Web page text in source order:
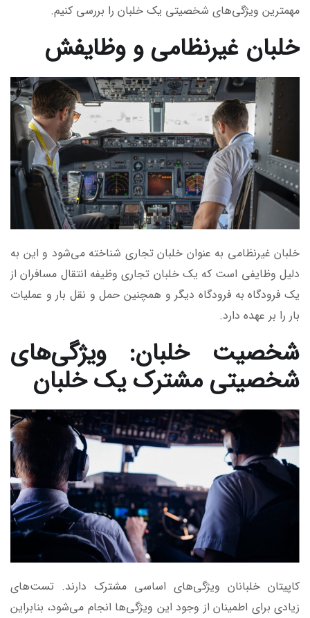
مهمترین ویژگی‌های شخصیتی یک خلبان را بررسی کنیم.
خلبان غیرنظامی و وظایفش
خلبان غیرنظامی به عنوان خلبان تجاری شناخته می‌شود و این به
دلیل وظایفی است که یک خلبان تجاری وظیفه انتقال مسافران از
یک فرودگاه به فرودگاه دیگر و همچنین حمل و نقل بار و عملیات
بار را بر عهده دارد.
شخصیت خلبان: ویژگی‌های
شخصیتی مشترک یک خلبان
کاپیتان خلبانان ویژگی‌های اساسی مشترک دارند. تست‌های
زیادی برای اطمینان از وجود این ویژگی‌ها انجام می‌شود، بنابراین